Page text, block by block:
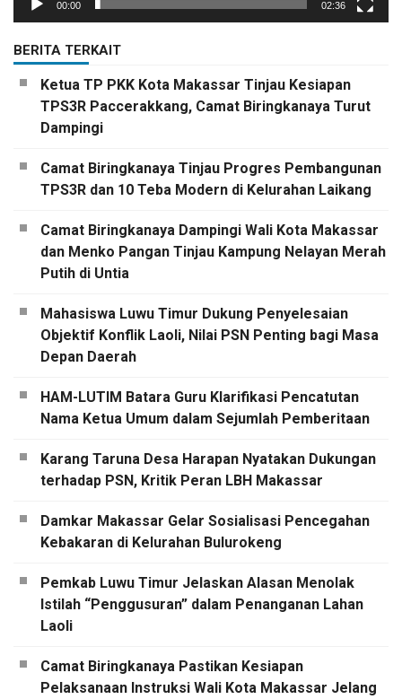
00:00 02:36
BERITA TERKAIT
Ketua TP PKK Kota Makassar Tinjau Kesiapan
TPS3R Paccerakkang, Camat Biringkanaya Turut
Dampingi
Camat Biringkanaya Tinjau Progres Pembangunan
TPS3R dan 10 Teba Modern di Kelurahan Laikang
Camat Biringkanaya Dampingi Wali Kota Makassar
dan Menko Pangan Tinjau Kampung Nelayan Merah
Putih di Untia
Mahasiswa Luwu Timur Dukung Penyelesaian
Objektif Konflik Laoli, Nilai PSN Penting bagi Masa
Depan Daerah
HAM-LUTIM Batara Guru Klarifikasi Pencatutan
Nama Ketua Umum dalam Sejumlah Pemberitaan
Karang Taruna Desa Harapan Nyatakan Dukungan
terhadap PSN, Kritik Peran LBH Makassar
Damkar Makassar Gelar Sosialisasi Pencegahan
Kebakaran di Kelurahan Bulurokeng
Pemkab Luwu Timur Jelaskan Alasan Menolak
Istilah “Penggusuran” dalam Penanganan Lahan
Laoli
Camat Biringkanaya Pastikan Kesiapan
Pelaksanaan Instruksi Wali Kota Makassar Jelang